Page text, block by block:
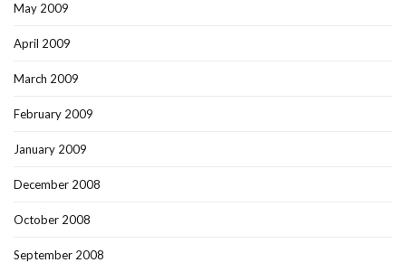
May 2009
April 2009
March 2009
February 2009
January 2009
December 2008
October 2008
September 2008